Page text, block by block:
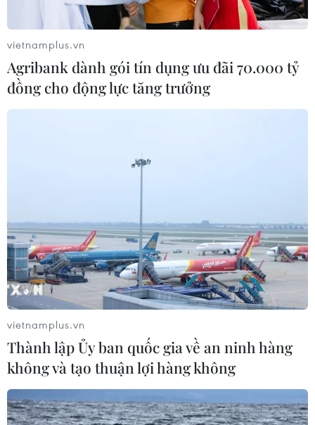
tiêm vaccine COVID-19
08/09/2021 08:34
Đại dịch đã khiến nhiều trẻ em bị ảnh hưởng nghiêm
trọng cả về thể chất lẫn tinh thần, bị suy giảm nguồn
nuôi dưỡng, học trực tuyến kéo dài, nhiều trẻ mồ côi cả
cha lẫn mẹ, không người chăm sóc...
Nhanh chóng triển khai các chính sách hỗ
trợ trẻ em trong dịch
08/09/2021 10:47
vietnamplus.vn
Agribank dành gói tín dụng ưu đãi 70.000 tỷ
đồng cho động lực tăng trưởng
vietnamplus.vn
Thành lập Ủy ban quốc gia về an ninh hàng
không và tạo thuận lợi hàng không